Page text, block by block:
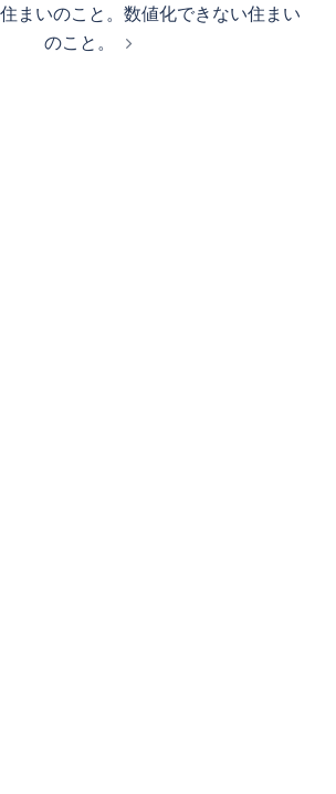
まいのこと。数値化できない住まい
のこと。